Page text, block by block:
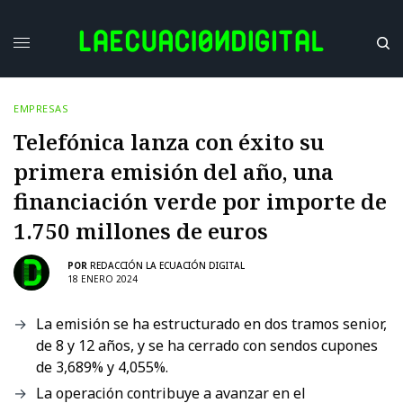
EMPRESAS
Telefónica lanza con éxito su
primera emisión del año, una
financiación verde por importe de
1.750 millones de euros
POR REDACCIÓN LA ECUACIÓN DIGITAL
18 ENERO 2024
La emisión se ha estructurado en dos tramos senior,
de 8 y 12 años, y se ha cerrado con sendos cupones
de 3,689% y 4,055%.
La operación contribuye a avanzar en el